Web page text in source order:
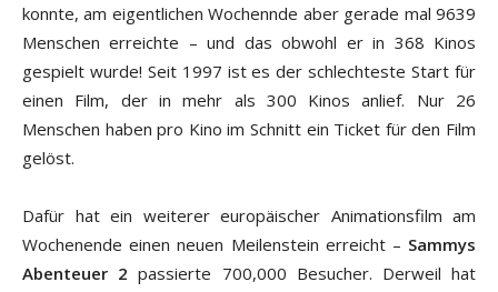
konnte, am eigentlichen Wochennde aber gerade mal 9639
Menschen erreichte – und das obwohl er in 368 Kinos
gespielt wurde! Seit 1997 ist es der schlechteste Start für
einen Film, der in mehr als 300 Kinos anlief. Nur 26
Menschen haben pro Kino im Schnitt ein Ticket für den Film
gelöst.
Dafür hat ein weiterer europäischer Animationsfilm am
Wochenende einen neuen Meilenstein erreicht – Sammys
Abenteuer 2 passierte 700,000 Besucher. Derweil hat